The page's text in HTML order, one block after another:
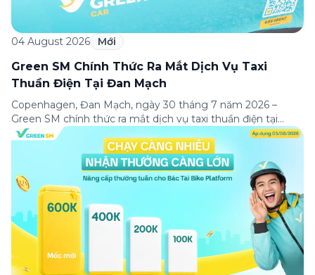
04 August 2026 Mới
Green SM Chính Thức Ra Mắt Dịch Vụ Taxi
Thuần Điện Tại Đan Mạch
Copenhagen, Đan Mạch, ngày 30 tháng 7 năm 2026 –
Green SM chính thức ra mắt dịch vụ taxi thuần điện tại
Copenhagen, đánh dấu lần đầu tiên thương hiệu có mặt tại
thị trường châu Âu. Đây là một cột mốc quan trọng trong
hành trình mở rộng quốc tế của Green SM, tiếp […]